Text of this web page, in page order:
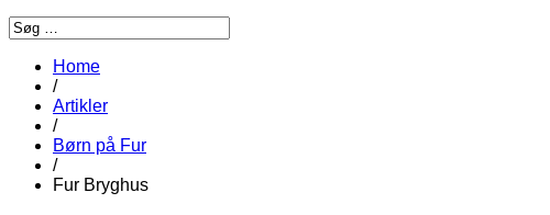
Home
/
Artikler
/
Børn på Fur
/
Fur Bryghus